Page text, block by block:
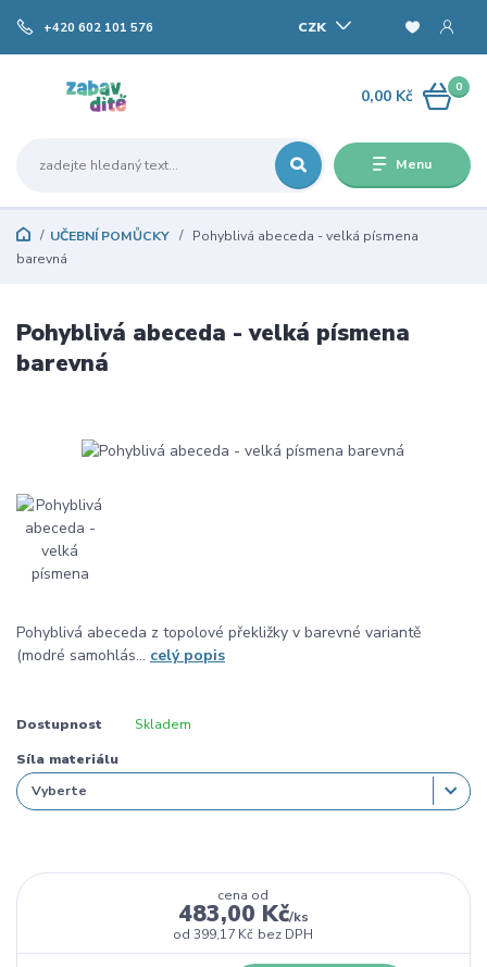
Menu
CZK
+420 602 101 576
0
0,00 Kč
UČEBNÍ POMŮCKY
Pohyblivá abeceda - velká písmena
barevná
Pohyblivá abeceda - velká písmena
barevná
Pohyblivá abeceda z topolové překližky v barevné variantě
(modré samohlás... celý popis
Dostupnost Skladem
Síla materiálu
cena od
483,00 Kč/ks
od399,17 Kč bez DPH